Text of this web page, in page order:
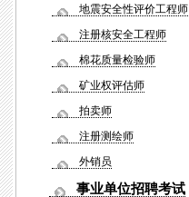
地震安全性评价工程师
注册核安全工程师
棉花质量检验师
矿业权评估师
拍卖师
注册测绘师
外销员
事业单位招聘考试